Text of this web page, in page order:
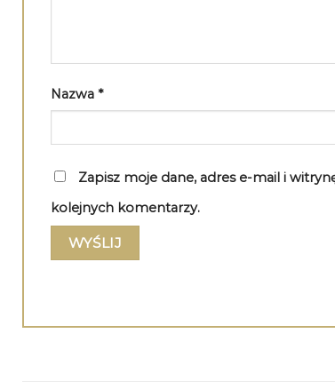
Nazwa *
Zapisz moje dane, adres e-mail i
kolejnych komentarzy.